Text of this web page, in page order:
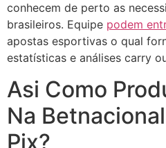
conhecem de perto as
brasileiros. Equipe podem
apostas esportivas o qual
estatísticas e análises carry
Asi Como
Na
Pix?